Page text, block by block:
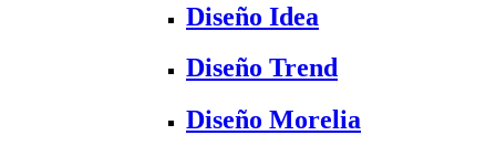
Diseño Idea
Diseño Trend
Diseño Morelia